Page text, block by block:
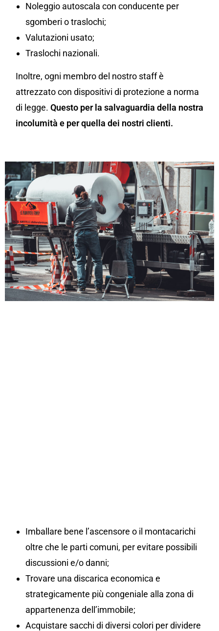
Noleggio autoscala con conducente per
sgomberi o traslochi;
Valutazioni usato;
Traslochi nazionali.
Inoltre, ogni membro del nostro staff è
attrezzato con dispositivi di protezione a norma
di legge. Questo per la salvaguardia della nostra
incolumità e per quella dei nostri clienti.
Imballare bene l’ascensore o il montacarichi
oltre che le parti comuni, per evitare possibili
discussioni e/o danni;
Trovare una discarica economica e
strategicamente più congeniale alla zona di
appartenenza dell’immobile;
Acquistare sacchi di diversi colori per dividere